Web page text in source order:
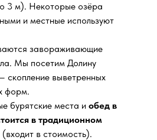
3 м). Некоторые озёра
и местные используют
завораживающие
Мы посетим Долину
скопление выветренных
форм.
бурятские места и обед в
в традиционном
(входит в стоимость).